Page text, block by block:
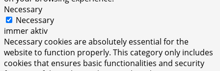
Necessary
Necessary
immer aktiv
Necessary cookies are absolutely essential for the
website to function properly. This category only includes
cookies that ensures basic functionalities and security